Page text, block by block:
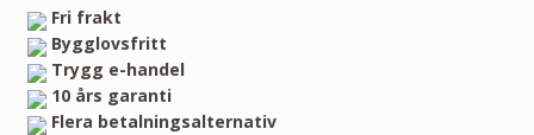
Fri frakt
Bygglovsfritt
Trygg e-handel
10 års garanti
Flera betalningsalternativ